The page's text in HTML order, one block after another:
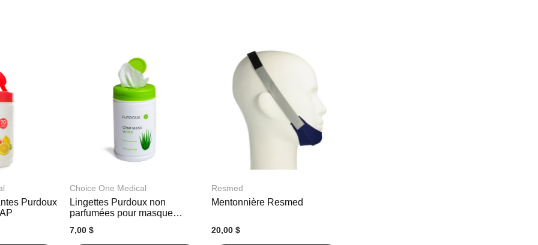
Purdoux
Choice One Medical
Lingettes Purdoux non
parfumées pour masque
7,00 $
Resmed
Mentonnière Resmed
20,00 $